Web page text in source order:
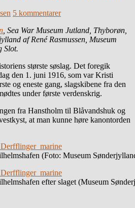
5 kommentarer
, Sea War Museum Jutland, Thyborøn,
af René Rasmussen, Museum
Slot.
største søslag. Det foregik
den 1. juni 1916, som var Kristi
og eneste gang, slagskibene fra den
under første verdenskrig.
fra Hanstholm til Blåvandshuk og
at man kunne høre kanontorden
(Foto: Museum
efter slaget (Museum